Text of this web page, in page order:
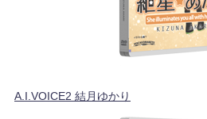
A.I.VOICE2 結月ゆかり